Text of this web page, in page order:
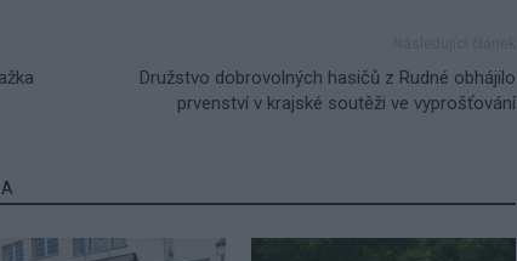
Družstvo dobrovolných hasičů z Rudné obhájilo
prvenství v krajské soutěži ve vyprošťování